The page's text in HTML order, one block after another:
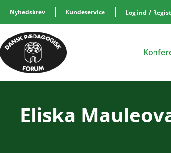
Nyhedsbrev Kundeservice Log ind /
Eliska